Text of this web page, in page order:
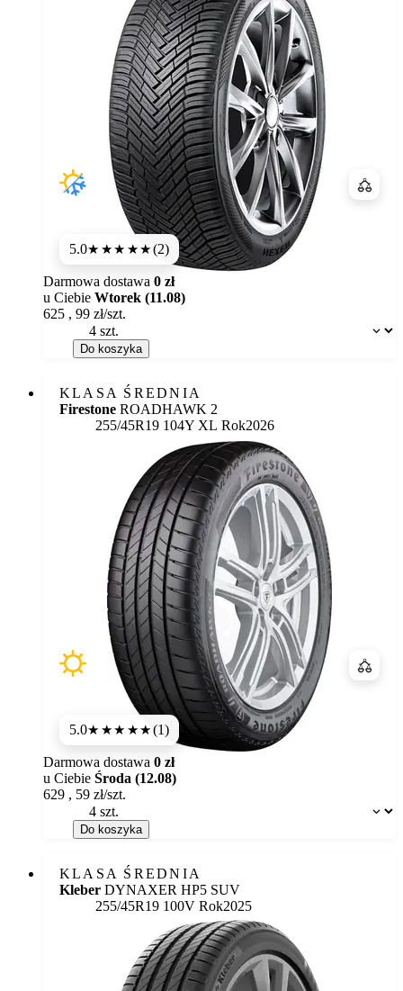
5.0★★★★★(2)
Dostępność:
Darmowa dostawa 0 zł
u Ciebie Wtorek (11.08)
625 , 99 zł/szt.
Do koszyka
KLASA ŚREDNIA
Firestone ROADHAWK 2
255/45R19 104Y XL Rok2026
5.0★★★★★(1)
Dostępność:
Darmowa dostawa 0 zł
u Ciebie Środa (12.08)
629 , 59 zł/szt.
Do koszyka
KLASA ŚREDNIA
Kleber DYNAXER HP5 SUV
255/45R19 100V Rok2025